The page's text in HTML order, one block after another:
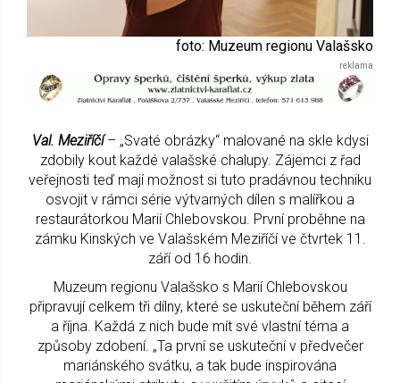
foto: Muzeum regionu Valašsko
Val. Meziříčí – „Svaté obrázky“ malované na skle kdysi
zdobily kout každé valašské chalupy. Zájemci z řad
veřejnosti teď mají možnost si tuto pradávnou techniku
osvojit v rámci série výtvarných dílen s malířkou a
restaurátorkou Marií Chlebovskou. První proběhne na
zámku Kinských ve Valašském Meziříčí ve čtvrtek 11.
září od 16 hodin.
Muzeum regionu Valašsko s Marií Chlebovskou
připravují celkem tři dílny, které se uskuteční během září
a října. Každá z nich bude mít své vlastní téma a
způsoby zdobení. „Ta první se uskuteční v předvečer
mariánského svátku, a tak bude inspirována